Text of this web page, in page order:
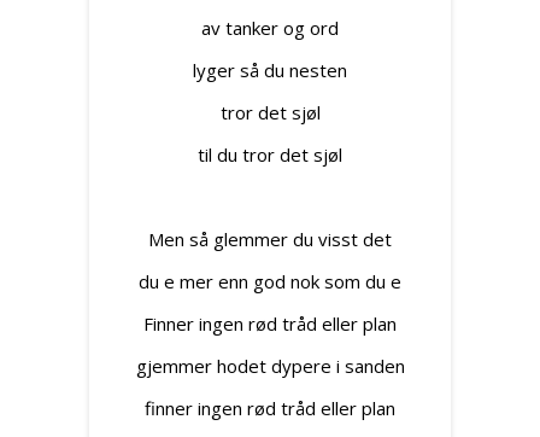
av tanker og ord
lyger så du nesten
tror det sjøl
til du tror det sjøl
Men så glemmer du visst det
du e mer enn god nok som du e
Finner ingen rød tråd eller plan
gjemmer hodet dypere i sanden
finner ingen rød tråd eller plan